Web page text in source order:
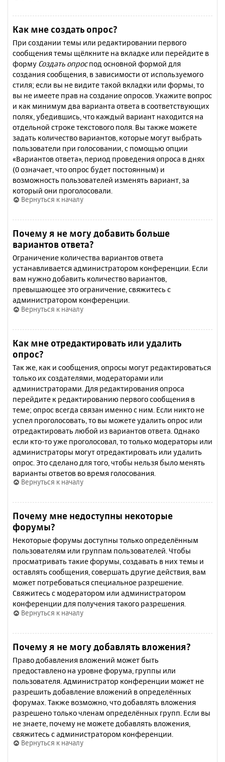
Как мне создать опрос?
При создании темы или редактировании первого
сообщения темы щёлкните на вкладке или перейдите в
форму Создать опроспод основной формой для
создания сообщения, в зависимости от используемого
стиля; если вы не видите такой вкладки или формы, то
вы не имеете прав на создание опросов. Укажите вопрос
и как минимум два варианта ответа в соответствующих
полях, убедившись, что каждый вариант находится на
отдельной строке текстового поля. Вы также можете
задать количество вариантов, которые могут выбрать
пользователи при голосовании, с помощью опции
«Вариантов ответа», период проведения опроса в днях
(0 означает, что опрос будет постоянным) и
возможность пользователей изменять вариант, за
который они проголосовали.
Вернуться к началу
Почему я не могу добавить больше
вариантов ответа?
Ограничение количества вариантов ответа
устанавливается администратором конференции. Если
вам нужно добавить количество вариантов,
превышающее это ограничение, свяжитесь с
администратором конференции.
Вернуться к началу
Как мне отредактировать или удалить
опрос?
Так же, как и сообщения, опросы могут редактироваться
только их создателями, модераторами или
администраторами. Для редактирования опроса
перейдите к редактированию первого сообщения в
теме; опрос всегда связан именно с ним. Если никто не
успел проголосовать, то вы можете удалить опрос или
отредактировать любой из вариантов ответа. Однако
если кто-то уже проголосовал, то только модераторы или
администраторы могут отредактировать или удалить
опрос. Это сделано для того, чтобы нельзя было менять
варианты ответов во время голосования.
Вернуться к началу
Почему мне недоступны некоторые
форумы?
Некоторые форумы доступны только определённым
пользователям или группам пользователей. Чтобы
просматривать такие форумы, создавать в них темы и
оставлять сообщения, совершать другие действия, вам
может потребоваться специальное разрешение.
Свяжитесь с модератором или администратором
конференции для получения такого разрешения.
Вернуться к началу
Почему я не могу добавлять вложения?
Право добавления вложений может быть
предоставлено на уровне форума, группы или
пользователя. Администратор конференции может не
разрешить добавление вложений в определённых
форумах. Также возможно, что добавлять вложения
разрешено только членам определённых групп. Если вы
не знаете, почему не можете добавлять вложения,
свяжитесь с администратором конференции.
Вернуться к началу